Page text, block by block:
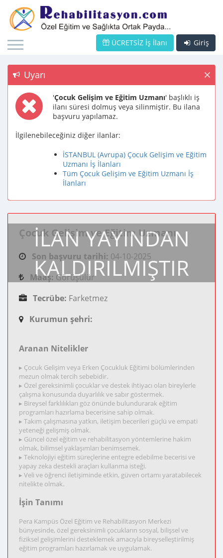
Giriş
ÜCRETSİZ İş İlanı
Uyarı
'Çocuk Gelişim ve Eğitim Uzmanı' başlıklı iş
ilanı süresi dolmuş veya silinmiştir. Bu ilana
başvuru yapılamaz.
İlgilenebileceğiniz diğer ilanlar:
İSTANBUL (Avrupa) Çocuk Gelişim ve Eğitim
Uzmanı İş İlanları
Tüm Çocuk Gelişim ve Eğitim Uzmanı İş
İlanları
İLAN YAYINDAN
KALDIRILMIŞTIR
Çocuk Gelişim ve Eğitim Uzmanı
Son başvuru tarihi: 04-10-2025
Maaş: Görüşülür
Tecrübe: Farketmez
Kurumun şehri:
Aranan Nitelikler
▸ Çocuk Gelişim veya Erken Çocukluk Eğitimi bölümlerinden
mezun olmak tercih sebebidir.
▸ Özel gereksinimli çocuklar ve destek ihtiyacı olan bireylerle
çalışma konusunda duyarlılık ve sabır göstermek.
▸ Bireysel farklılıkları göz önünde bulundurarak eğitim
programları hazırlama becerisine sahip olmak.
▸ Takım çalışmasına yatkın, iletişim becerileri güçlü ve empati
yeteneği gelişmiş olmak.
▸ Güncel özel eğitim ve rehabilitasyon yöntemlerine hakim
olmak, bilimsel yaklaşımları benimsemek.
▸ Teknolojiyi eğitim süreçlerine entegre edebilme becerisi ve
yapay zeka destekli araçları kullanma isteği.
▸ Veli ve öğrenci iletişiminde etkin, güven ortamı yaratabilecek
nitelikte olmak.
İşin Tanımı
Pera Kampüs Özel Eğitim ve Rehabilitasyon Merkezi
bünyesinde, özel gereksinimli çocukların sosyal, bilişsel ve
fiziksel gelişimlerini desteklemek amacıyla bireyselleştirilmiş
eğitim programları hazırlamak ve uygulamak.